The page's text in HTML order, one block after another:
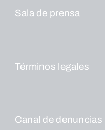
Sala de prensa
Términos legales
Canal de denuncias